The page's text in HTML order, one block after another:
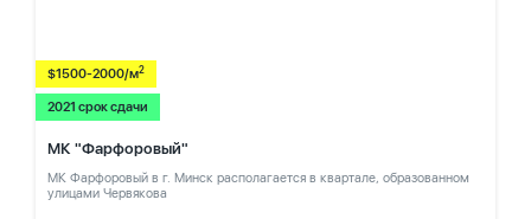
$1500-2000/м2
2021 срок сдачи
МК "Фарфоровый"
МК Фарфоровый в г. Минск располагается в квартале, образованном
улицами Червякова